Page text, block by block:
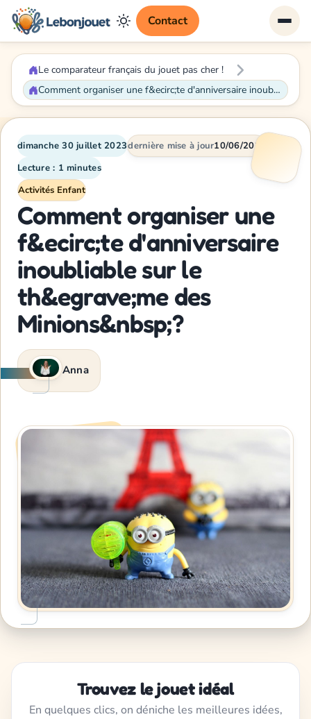
Contact
Le comparateur français du jouet pas cher !
Comment organiser une f&ecirc;te d'anniversaire inoubliable sur le th&egrave;me des Minions&nbsp;?
dimanche 30 juillet 2023dernière mise à jour10/06/2026
Lecture : 1 minutes
Activités Enfant
Comment organiser une
f&ecirc;te d'anniversaire
inoubliable sur le
th&egrave;me des
Minions&nbsp;?
Anna
Trouvez le jouet idéal
En quelques clics, on déniche les meilleures idées,